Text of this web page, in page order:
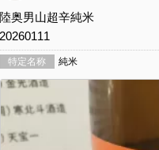
陸奥男山超辛純米
20260111
特定名称 純米